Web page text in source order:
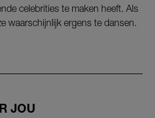
celebrities te maken heeft. Als
waarschijnlijk ergens te dansen.
JOU